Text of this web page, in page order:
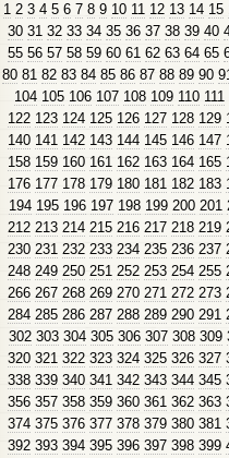
1 2 3 4 5 6 7 8 9 10 11 12 13 14 15
30 31 32 33 34 35 36 37 38 39 40
55 56 57 58 59 60 61 62 63 64 65
80 81 82 83 84 85 86 87 88 89 90
104 105 106 107 108 109 110 111
122 123 124 125 126 127 128 129
140 141 142 143 144 145 146 147
158 159 160 161 162 163 164 165
176 177 178 179 180 181 182 183
194 195 196 197 198 199 200 201
212 213 214 215 216 217 218 219
230 231 232 233 234 235 236 237
248 249 250 251 252 253 254 255
266 267 268 269 270 271 272 273
284 285 286 287 288 289 290 291
302 303 304 305 306 307 308 309
320 321 322 323 324 325 326 327
338 339 340 341 342 343 344 345
356 357 358 359 360 361 362 363
374 375 376 377 378 379 380 381
392 393 394 395 396 397 398 399